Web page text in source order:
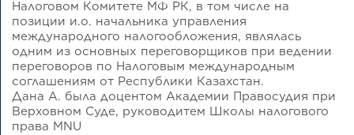
Налоговом Комитете МФ РК, в том числе на
позиции и.о. начальника управления
международного налогообложения, являлась
одним из основных переговорщиков при ведении
переговоров по Налоговым международным
соглашениям от Республики Казахстан.
Дана А. была доцентом Академии Правосудия при
Верховном Суде, руководитем Школы налогового
права MNU